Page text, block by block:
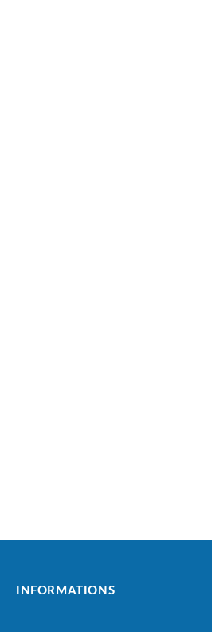
INFORMATIONS